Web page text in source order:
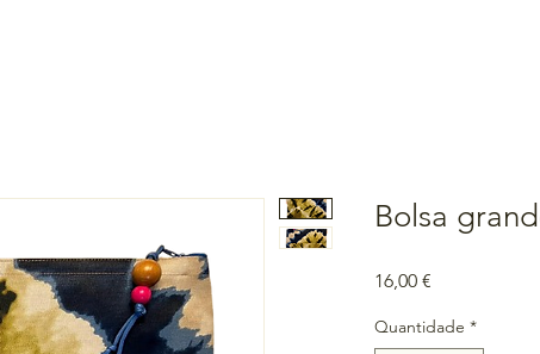
Bolsa
16,00 €
Quantidade *